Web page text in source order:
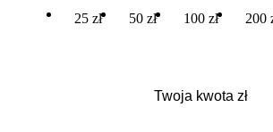
25 zł 50 zł 100 zł 200